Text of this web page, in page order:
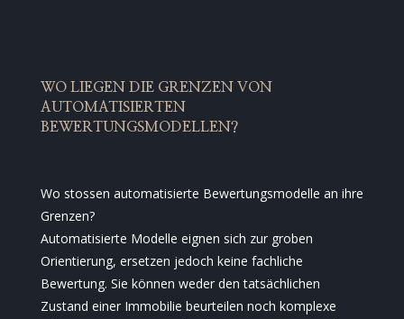
WO LIEGEN DIE GRENZEN VON
AUTOMATISIERTEN
BEWERTUNGSMODELLEN?
Wo stossen automatisierte Bewertungsmodelle an ihre
Grenzen?
Automatisierte Modelle eignen sich zur groben
Orientierung, ersetzen jedoch keine fachliche
Bewertung. Sie können weder den tatsächlichen
Zustand einer Immobilie beurteilen noch komplexe